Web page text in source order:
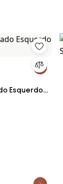
Esquerdo